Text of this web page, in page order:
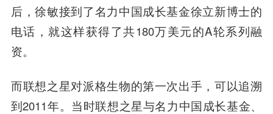
后，徐敏接到了名力中国成长基金徐立新博士的
电话，就这样获得了共180万美元的A轮系列融
资。
而联想之星对派格生物的第一次出手，可以追溯
到2011年。当时联想之星与名力中国成长基金、